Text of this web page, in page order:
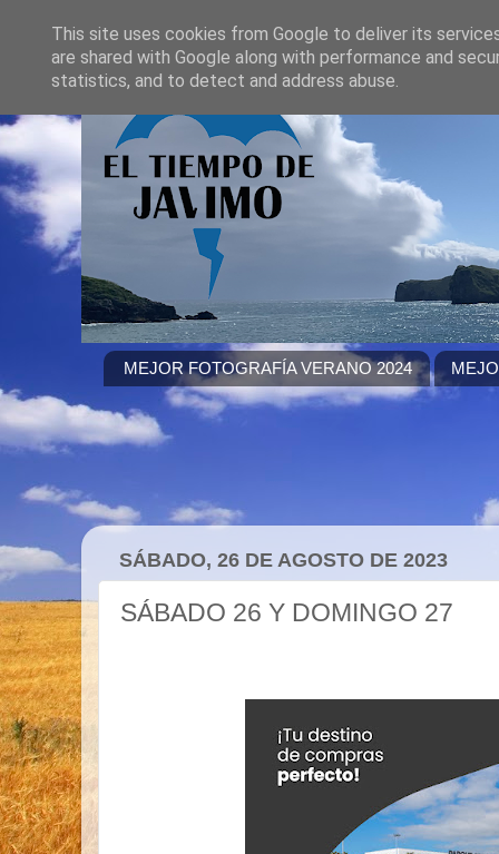
MEJOR FOTOGRAFÍA VERANO 2024
SÁBADO, 26 DE AGOSTO DE 2023
SÁBADO 26 Y DOMINGO 27
This site uses cookies from Google to deliver its
are shared with Google along with performance and
statistics, and to detect and address abuse.